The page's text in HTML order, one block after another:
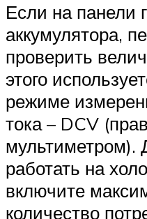
Если на панели
аккумулятора,
проверить
этого
режиме
тока – DCV
мультиметром).
работать на
включите
количество